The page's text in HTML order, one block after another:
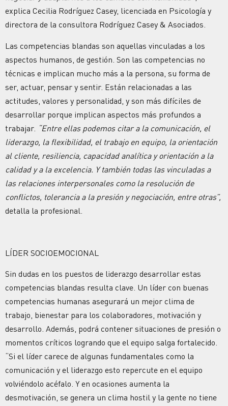
explica Cecilia Rodríguez Casey, licenciada en Psicología y
directora de la consultora Rodríguez Casey & Asociados.
Las competencias blandas son aquellas vinculadas a los
aspectos humanos, de gestión. Son las competencias no
técnicas e implican mucho más a la persona, su forma de
ser, actuar, pensar y sentir. Están relacionadas a las
actitudes, valores y personalidad, y son más difíciles de
desarrollar porque implican aspectos más profundos a
trabajar. “Entre ellas podemos citar a la comunicación, el
liderazgo, la flexibilidad, el trabajo en equipo, la orientación
al cliente, resiliencia, capacidad analítica y orientación a la
calidad y a la excelencia. Y también todas las vinculadas a
las relaciones interpersonales como la resolución de
conflictos, tolerancia a la presión y negociación, entre otras”,
detalla la profesional.
LÍDER SOCIOEMOCIONAL
Sin dudas en los puestos de liderazgo desarrollar estas
competencias blandas resulta clave. Un líder con buenas
competencias humanas asegurará un mejor clima de
trabajo, bienestar para los colaboradores, motivación y
desarrollo. Además, podrá contener situaciones de presión o
momentos críticos logrando que el equipo salga fortalecido.
“Si el líder carece de algunas fundamentales como la
comunicación y el liderazgo esto repercute en el equipo
volviéndolo acéfalo. Y en ocasiones aumenta la
desmotivación, se genera un clima hostil y la gente no tiene